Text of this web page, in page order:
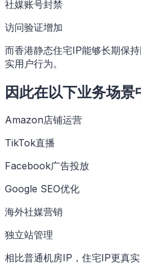
社媒账号封禁
访问验证增加
而香港静态住宅IP能够长期保
实用户行为。
因此在以下业务场景
Amazon店铺运营
TikTok直播
Facebook广告投放
Google SEO优化
海外社媒营销
独立站管理
相比普通机房IP，住宅IP更真实